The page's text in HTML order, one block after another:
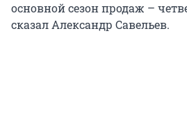
основной сезон продаж –
сказал Александр Савельев.